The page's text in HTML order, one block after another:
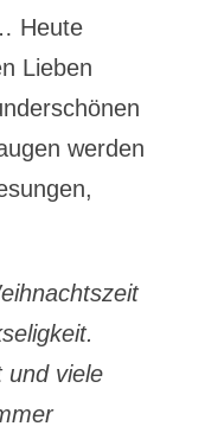
Heute
Lieben
werden
und viele